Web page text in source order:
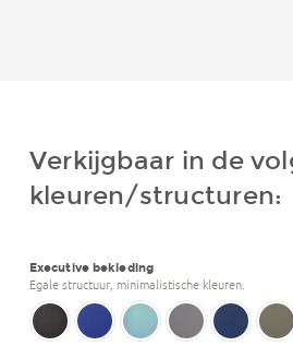
Verkijgbaar in de
kleuren/structuren:
Executive bekleding
Egale structuur, minimalistische kleuren.